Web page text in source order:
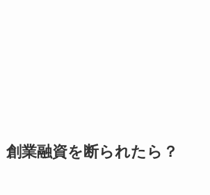
創業融資を断られたら？